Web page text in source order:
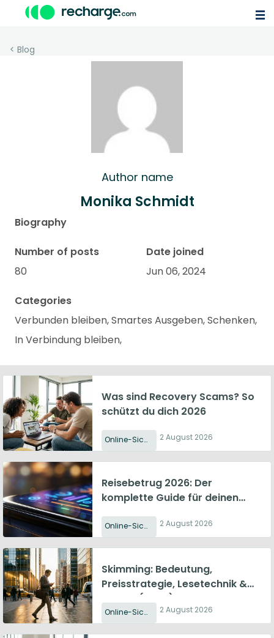
< Blog
Author name
Monika Schmidt
Biography
Number of posts
80
Date joined
Jun 06, 2024
Categories
Verbunden bleiben, Smartes Ausgeben, Schenken,
In Verbindung bleiben,
Was sind Recovery Scams? So
schützt du dich 2026
Online-Sicherheit 2 August 2026
Reisebetrug 2026: Der
komplette Guide für deinen
Online-Sicherheit 2 August 2026
Skimming: Bedeutung,
Preisstrategie, Lesetechnik &
Schutz (2026)
Online-Sicherheit 2 August 2026